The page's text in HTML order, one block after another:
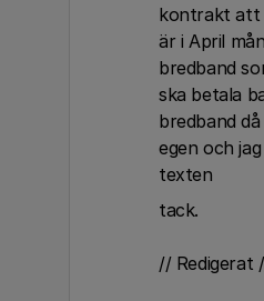
kontrakt att
är i April
bredband
ska betala
bredband
egen och
texten
tack.
// Redigerat